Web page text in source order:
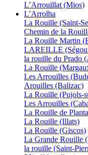
L’Arrouillat (Mios)
L’Arrolha
La Rouille (Saint-
Chemin de la
La Rouille Martin
LAREILLE
la rouille du Prado
La Rouille
Les Arrouilles
Arouilles (Balizac)
La Rouille (Pujols-
Les Arrouilles
La Rouille de
La Rouille (Illats)
La Rouille (Giscos)
La Grande Rouille
la rouille (Saint-